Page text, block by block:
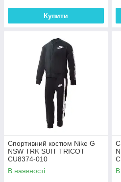
Купити
Спортивний костюм Nike G
NSW TRK SUIT TRICOT
CU8374-010
В наявності
В